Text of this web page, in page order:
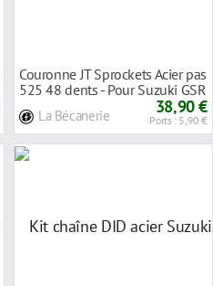
Couronne JT Sprockets Acier pas
525 48 dents - Pour Suzuki GSR
La Bécanerie 38,90 €
Ports : 5,90 €